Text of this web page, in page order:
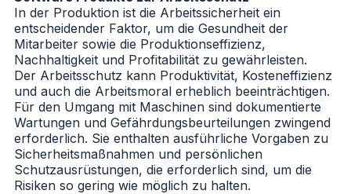
In der Produktion ist die Arbeitssicherheit ein
entscheidender Faktor, um die Gesundheit der
Mitarbeiter sowie die Produktionseffizienz,
Nachhaltigkeit und Profitabilität zu gewährleisten.
Der Arbeitsschutz kann Produktivität, Kosteneffizienz
und auch die Arbeitsmoral erheblich beeinträchtigen.
Für den Umgang mit Maschinen sind dokumentierte
Wartungen und Gefährdungsbeurteilungen zwingend
erforderlich. Sie enthalten ausführliche Vorgaben zu
Sicherheitsmaßnahmen und persönlichen
Schutzausrüstungen, die erforderlich sind, um die
Risiken so gering wie möglich zu halten.